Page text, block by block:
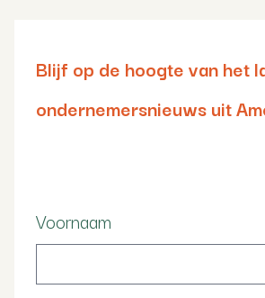
Blijf op de hoogte van het
ondernemersnieuws uit
Voornaam